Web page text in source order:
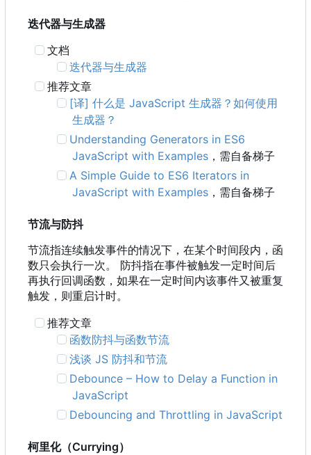
迭代器与生成器
文档
迭代器与生成器
推荐文章
[译] 什么是 JavaScript 生成器？如何使用
生成器？
Understanding Generators in ES6
JavaScript with Examples ，需自备梯子
A Simple Guide to ES6 Iterators in
JavaScript with Examples ，需自备梯子
节流与防抖
节流指连续触发事件的情况下，在某个时间段内，函
数只会执行一次。 防抖指在事件被触发一定时间后
再执行回调函数，如果在一定时间内该事件又被重复
触发，则重启计时。
推荐文章
函数防抖与函数节流
浅谈 JS 防抖和节流
Debounce– How to Delay a Function in
JavaScript
Debouncing and Throttling in JavaScript
柯里化（Currying）